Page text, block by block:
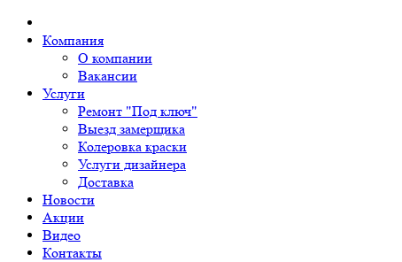
Компания
О компании
Вакансии
Услуги
Ремонт "Под ключ"
Выезд замерщика
Колеровка краски
Услуги дизайнера
Доставка
Новости
Акции
Видео
Контакты